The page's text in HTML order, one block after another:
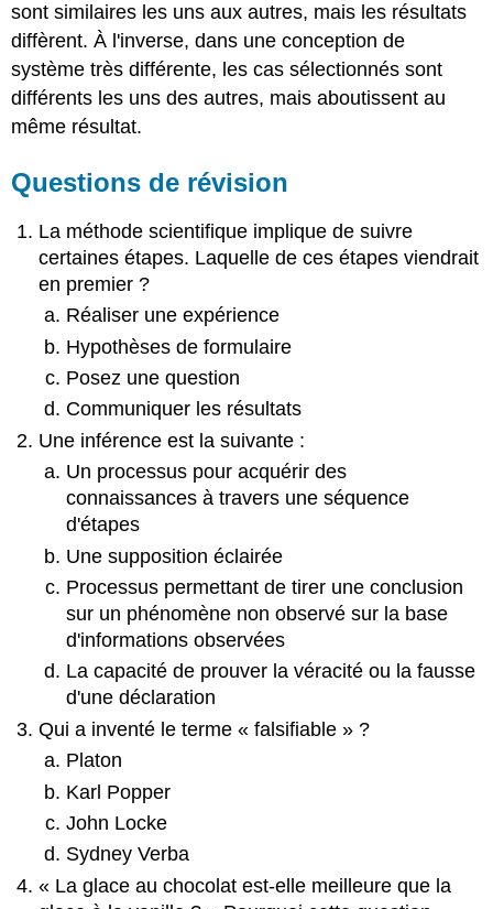
sont similaires les uns aux autres, mais les résultats
diffèrent. À l'inverse, dans une conception de
système très différente, les cas sélectionnés sont
différents les uns des autres, mais aboutissent au
même résultat.
Questions de révision
La méthode scientifique implique de suivre
certaines étapes. Laquelle de ces étapes viendrait
en premier ?
Réaliser une expérience
Hypothèses de formulaire
Posez une question
Communiquer les résultats
Une inférence est la suivante :
Un processus pour acquérir des
connaissances à travers une séquence
d'étapes
Une supposition éclairée
Processus permettant de tirer une conclusion
sur un phénomène non observé sur la base
d'informations observées
La capacité de prouver la véracité ou la fausse
d'une déclaration
Qui a inventé le terme « falsifiable » ?
Platon
Karl Popper
John Locke
Sydney Verba
« La glace au chocolat est-elle meilleure que la